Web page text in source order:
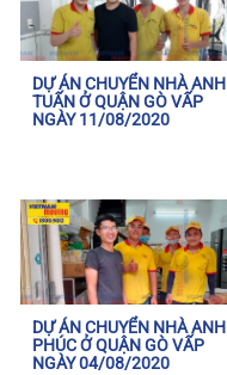
DỰ ÁN CHUYỂN NHÀ ANH
TUẤN Ở QUẬN GÒ VẤP
NGÀY 11/08/2020
DỰ ÁN CHUYỂN NHÀ ANH
PHÚC Ở QUẬN GÒ VẤP
NGÀY 04/08/2020